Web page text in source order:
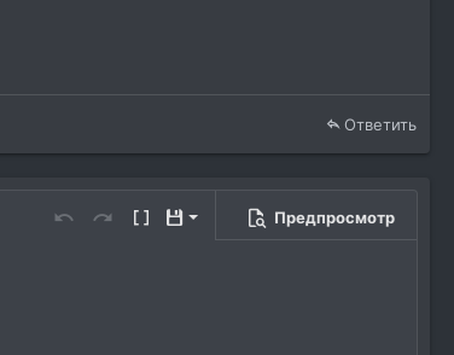
Ответить
ОтменитьПовторить
Переключить режим работы
Черновики
Сохранить черновик
Предпросмотр